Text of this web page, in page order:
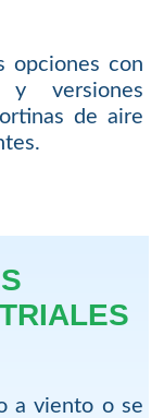
opciones con
y versiones
de aire
a viento o se